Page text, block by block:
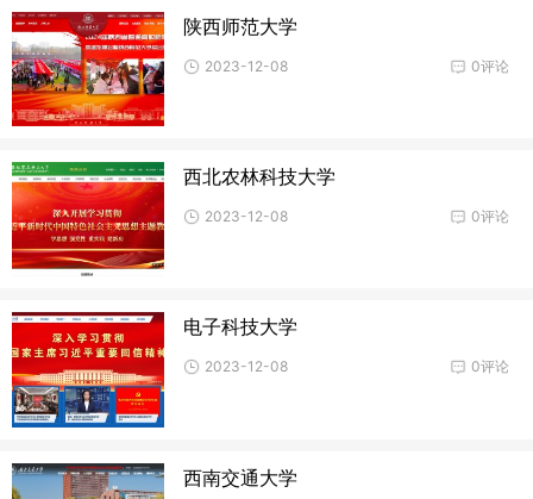
陕西师范大学
0评论
2023-12-08
西北农林科技大学
0评论
2023-12-08
电子科技大学
0评论
2023-12-08
西南交通大学